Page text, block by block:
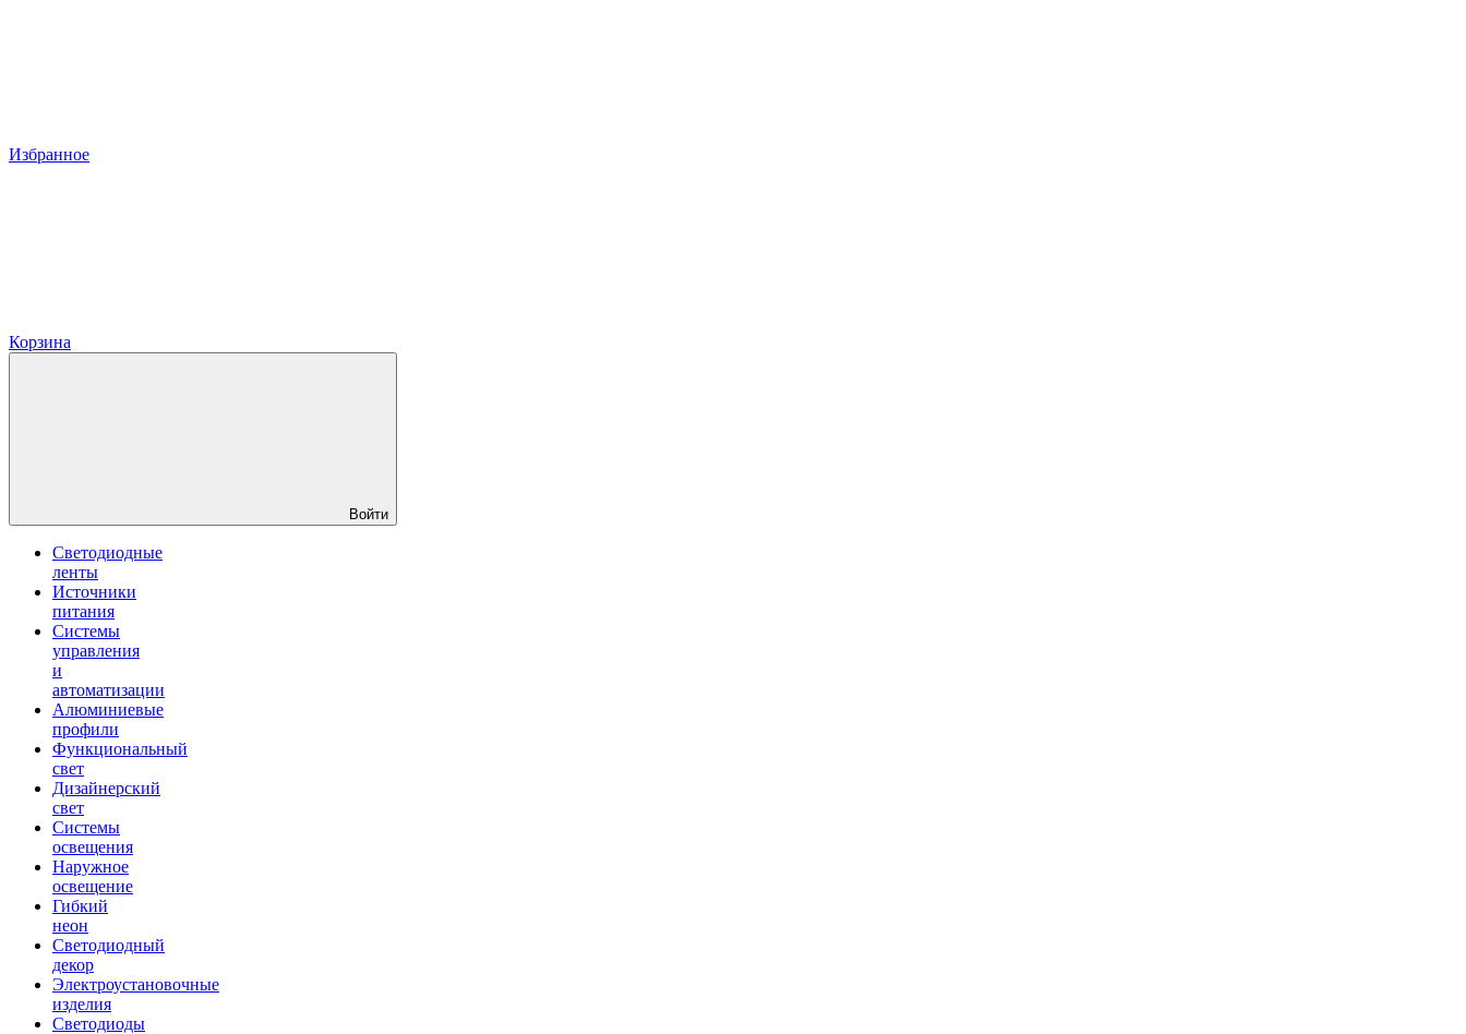
Избранное
Корзина
Войти
Светодиодные
ленты
Источники
питания
Системы
управления
и
автоматизации
Алюминиевые
профили
Функциональный
свет
Дизайнерский
свет
Системы
освещения
Наружное
освещение
Гибкий
неон
Светодиодный
декор
Электроустановочные
изделия
Светодиоды